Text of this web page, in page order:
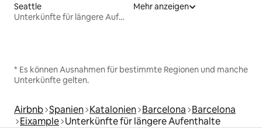
Seattle
Unterkünfte für längere Aufenthalte
Mehr anzeigen
* Es können Ausnahmen für bestimmte Regionen und manche
Unterkünfte gelten.
Airbnb Spanien Katalonien Barcelona Barcelona
Eixample Unterkünfte für längere Aufenthalte